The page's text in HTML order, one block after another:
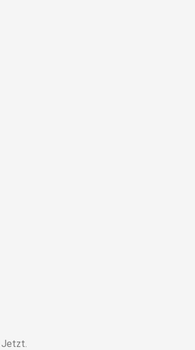
Jetzt.